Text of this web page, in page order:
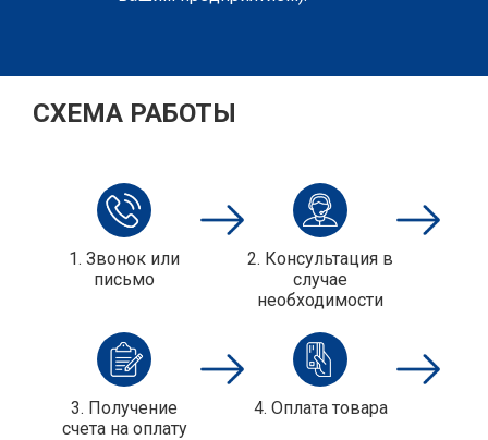
СХЕМА РАБОТЫ
1. Звонок или
письмо
2. Консультация в
случае
необходимости
3. Получение
cчета на оплату
4. Оплата товара